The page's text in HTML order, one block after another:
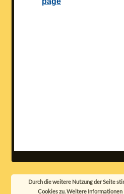
Durch die weitere Nutzung der Seite
Cookies zu.Weitere Informationen